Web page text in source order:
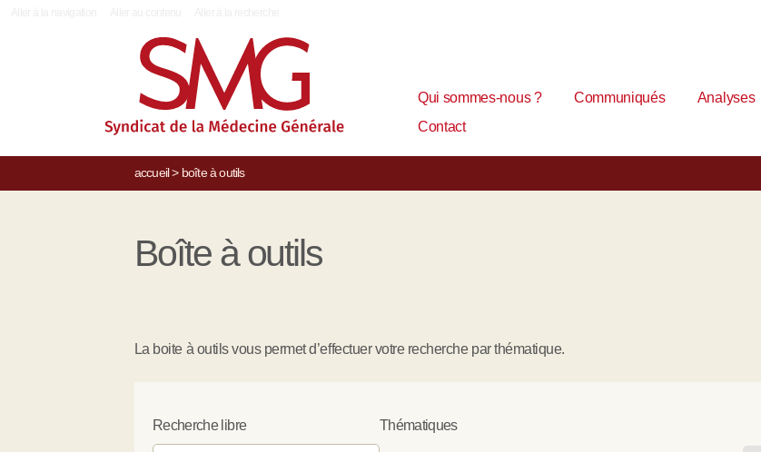
Qui sommes-nous ? Communiqués Analyses
Contact
accueil> boîte à outils
Boîte à outils
La boite à outils vous permet d’effectuer votre recherche par thématique.
Recherche libre Thématiques